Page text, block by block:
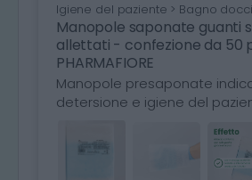
Igiene del paziente > Bagno
Manopole saponate guanti
allettati - confezione da 50
PHARMAFIORE
Manopole presaponate
detersione e igiene del